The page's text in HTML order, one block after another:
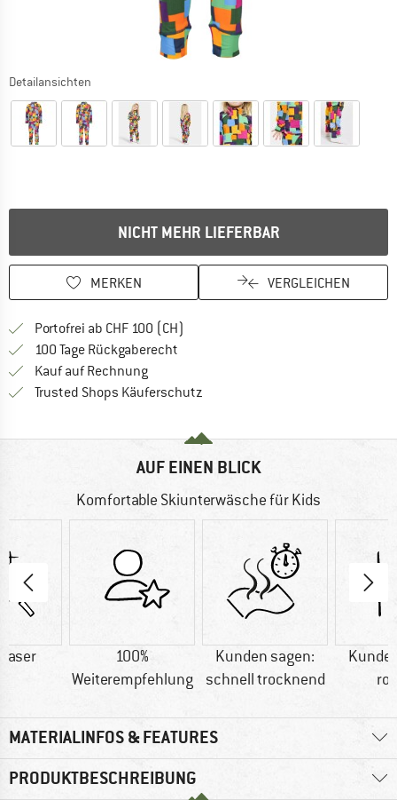
Detailansichten
NICHT MEHR LIEFERBAR
MERKEN VERGLEICHEN
Portofrei ab CHF 100 (CH)
100 Tage Rückgaberecht
Kauf auf RechnungFinde die Zahlungs-Infos hier! Öffnet
Trusted Shops Käuferschutz
AUF EINEN BLICK
Komfortable Skiunterwäsche für Kids
100%
Weiterempfehlung
Kunden sagen:
schnell trocknend
MATERIALINFOS & FEATURES
PRODUKTBESCHREIBUNG